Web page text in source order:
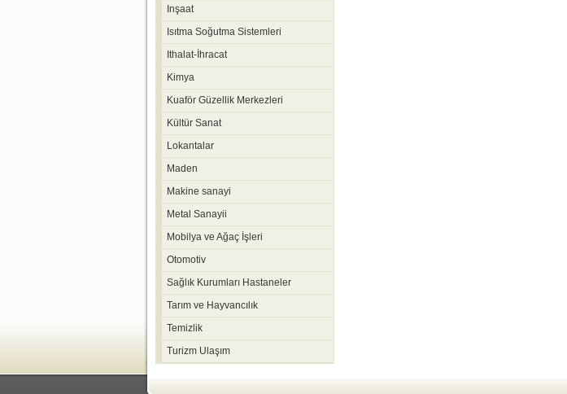
Inşaat
Isıtma Soğutma Sistemleri
Ithalat-İhracat
Kimya
Kuaför Güzellik Merkezleri
Kültür Sanat
Lokantalar
Maden
Makine sanayi
Metal Sanayii
Mobilya ve Ağaç İşleri
Otomotiv
Sağlık Kurumları Hastaneler
Tarım ve Hayvancılık
Temizlik
Turizm Ulaşım